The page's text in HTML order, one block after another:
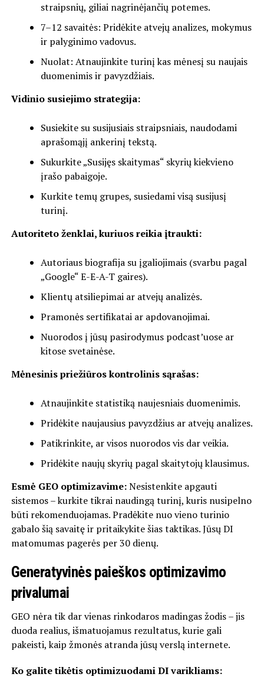
straipsnių, giliai nagrinėjančių potemes.
7–12 savaitės: Pridėkite atvejų analizes, mokymus
ir palyginimo vadovus.
Nuolat: Atnaujinkite turinį kas mėnesį su naujais
duomenimis ir pavyzdžiais.
Vidinio susiejimo strategija:
Susiekite su susijusiais straipsniais, naudodami
aprašomąjį ankerinį tekstą.
Sukurkite „Susijęs skaitymas“ skyrių kiekvieno
įrašo pabaigoje.
Kurkite temų grupes, susiedami visą susijusį
turinį.
Autoriteto ženklai, kuriuos reikia įtraukti:
Autoriaus biografija su įgaliojimais (svarbu pagal
„Google“ E-E-A-T gaires).
Klientų atsiliepimai ar atvejų analizės.
Pramonės sertifikatai ar apdovanojimai.
Nuorodos į jūsų pasirodymus podcast’uose ar
kitose svetainėse.
Mėnesinis priežiūros kontrolinis sąrašas:
Atnaujinkite statistiką naujesniais duomenimis.
Pridėkite naujausius pavyzdžius ar atvejų analizes.
Patikrinkite, ar visos nuorodos vis dar veikia.
Pridėkite naujų skyrių pagal skaitytojų klausimus.
Esmė GEO optimizavime:Nesistenkite apgauti
sistemos – kurkite tikrai naudingą turinį, kuris nusipelno
būti rekomenduojamas. Pradėkite nuo vieno turinio
gabalo šią savaitę ir pritaikykite šias taktikas. Jūsų DI
matomumas pagerės per 30 dienų.
Generatyvinės paieškos optimizavimo
privalumai
GEO nėra tik dar vienas rinkodaros madingas žodis – jis
duoda realius, išmatuojamus rezultatus, kurie gali
pakeisti, kaip žmonės atranda jūsų verslą internete.
Ko galite tikėtis optimizuodami DI varikliams: